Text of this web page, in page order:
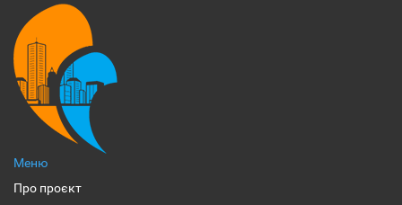
Меню
Про проєкт